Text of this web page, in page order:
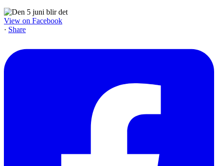
View on Facebook
· Share